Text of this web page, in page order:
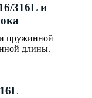
316L и
пружинной
длины.